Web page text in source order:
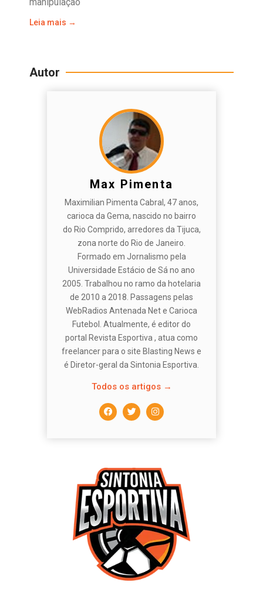
Leia mais →
Autor
Max Pimenta
Maximilian Pimenta Cabral, 47 anos,
carioca da Gema, nascido no bairro
do Rio Comprido, arredores da Tijuca,
zona norte do Rio de Janeiro.
Formado em Jornalismo pela
Universidade Estácio de Sá no ano
2005. Trabalhou no ramo da hotelaria
de 2010 a 2018. Passagens pelas
WebRadios Antenada Net e Carioca
Futebol. Atualmente, é editor do
portal Revista Esportiva , atua como
freelancer para o site Blasting News e
é Diretor-geral da Sintonia Esportiva.
Todos os artigos →